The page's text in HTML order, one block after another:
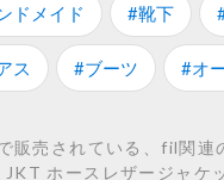
ドメイド #靴下
ス #ブーツ #オ
販売されている、fil関
ホースレザージャ